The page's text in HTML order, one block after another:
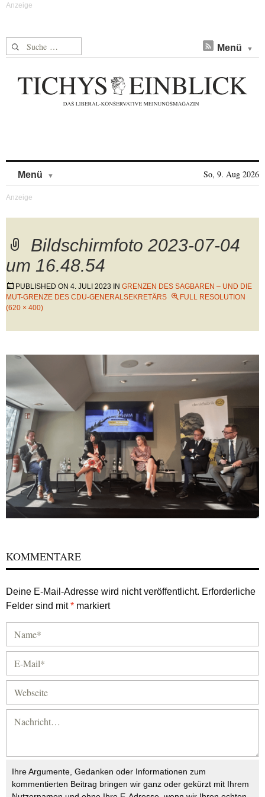
Suche nach: Menü
Menü So, 9. Aug 2026
Bildschirmfoto 2023-07-04
um 16.48.54
PUBLISHED ON 4. JULI 2023 IN GRENZEN DES SAGBAREN – UND DIE
MUT-GRENZE DES CDU-GENERALSEKRETÄRS
FULL RESOLUTION
(620 × 400)
KOMMENTARE
Deine E-Mail-Adresse wird nicht veröffentlicht. Erforderliche
Felder sind mit* markiert
Ihre Argumente, Gedanken oder Informationen zum
kommentierten Beitrag bringen wir ganz oder gekürzt mit Ihrem